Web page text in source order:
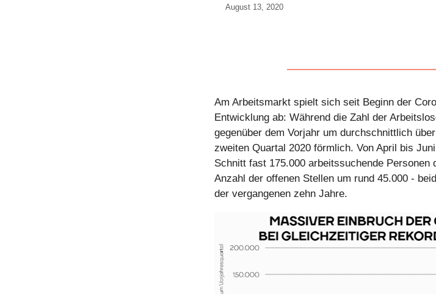
August 13, 2020
Am Arbeitsmarkt spielt sich seit Beginn der
Entwicklung ab: Während die Zahl der
gegenüber dem Vorjahr um durchschnittlich
zweiten Quartal 2020 förmlich. Von April bis
Schnitt fast 175.000 arbeitssuchende
Anzahl der offenen Stellen um rund 45.000 -
der vergangenen zehn Jahre.